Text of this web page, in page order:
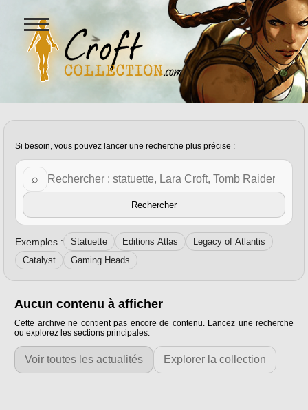
Figurines Lara Croft et
Ouvrir
le
menu
Tag personnalisé :xbox
Si besoin, vous pouvez lancer une recherche plus précise :
Rechercher sur Croft Collection
⌕
Rechercher
Exemples : Statuette Editions Atlas
Legacy of Atlantis
Catalyst
Gaming Heads
Aucun contenu à afficher
Cette archive ne contient pas encore de contenu. Lancez une recherche
ou explorez les sections principales.
Voir toutes les actualités Explorer la collection